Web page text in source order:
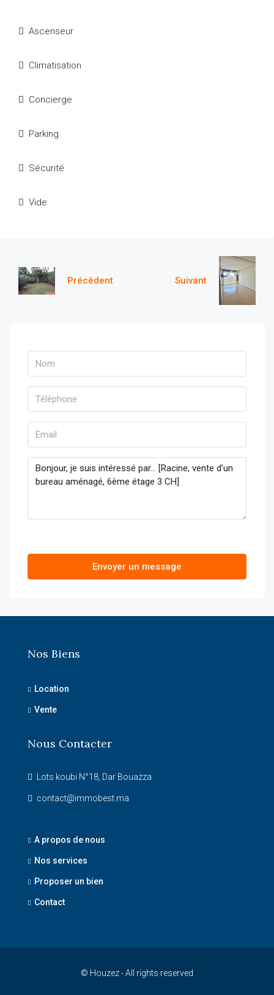
Ascenseur
Climatisation
Concierge
Parking
Sécurité
Vide
Précèdent Suivant
Envoyer un message
Nos Biens
Location
Vente
Nous Contacter
Lots koubi N°18, Dar Bouazza
contact@immobest.ma
A propos de nous
Nos services
Proposer un bien
Contact
© Houzez - All rights reserved